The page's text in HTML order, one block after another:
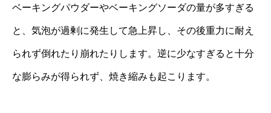
ベーキングパウダーやベーキングソーダの量が多すぎる
と、気泡が過剰に発生して急上昇し、その後重力に耐え
られず倒れたり崩れたりします。逆に少なすぎると十分
な膨らみが得られず、焼き縮みも起こります。